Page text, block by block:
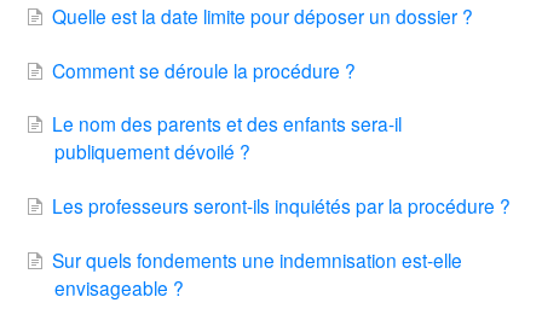
Quelle est la date limite pour déposer un dossier ?
Comment se déroule la procédure ?
Le nom des parents et des enfants sera-il
publiquement dévoilé ?
Les professeurs seront-ils inquiétés par la procédure ?
Sur quels fondements une indemnisation est-elle
envisageable ?